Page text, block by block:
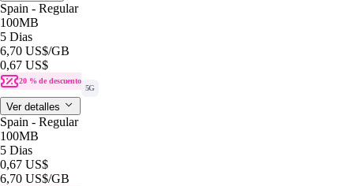
Spain - Regular
100MB
5 Dias
6,70 US$/GB
0,67 US$
20 % de descuento
5G
Ver detalles
Spain - Regular
100MB
5 Dias
0,67 US$
6,70 US$/GB